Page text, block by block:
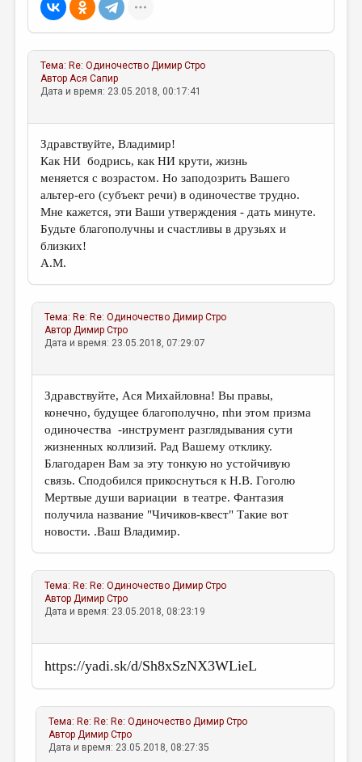
Тема: Re: Одиночество Димир Стро
АвторАся Сапир
Дата и время: 23.05.2018, 00:17:41
Здравствуйте, Владимир!
Как НИ бодрись, как НИ крути, жизнь
меняется с возрастом. Но заподозрить Вашего
альтер-его (субъект речи) в одиночестве трудно.
Мне кажется, эти Ваши утверждения - дать минуте.
Будьте благополучны и счастливы в друзьях и
близких!
А.М.
Тема: Re: Re: Одиночество Димир Стро
АвторДимир Стро
Дата и время: 23.05.2018, 07:29:07
Здравствуйте, Ася Михайловна! Вы правы,
конечно, будущее благополучно, пhи этом призма
одиночества -инструмент разглядывания сути
жизненных коллизий. Рад Вашему отклику.
Благодарен Вам за эту тонкую но устойчивую
связь. Сподобился прикоснуться к Н.В. Гоголю
Мертвые души вариации в театре. Фантазия
получила название "Чичиков-квест" Такие вот
новости. .Ваш Владимир.
Тема: Re: Re: Одиночество Димир Стро
АвторДимир Стро
Дата и время: 23.05.2018, 08:23:19
https://yadi.sk/d/Sh8xSzNX3WLieL
Тема: Re: Re: Re: Одиночество Димир Стро
АвторДимир Стро
Дата и время: 23.05.2018, 08:27:35